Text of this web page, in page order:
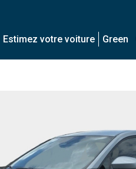
Estimez votre voiture Green